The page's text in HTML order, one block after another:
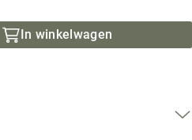
In winkelwagen